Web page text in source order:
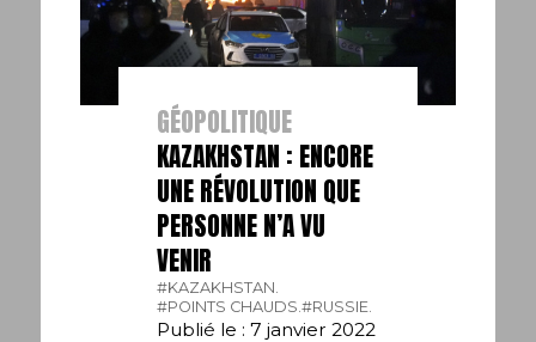
GÉOPOLITIQUE
KAZAKHSTAN : ENCORE
UNE RÉVOLUTION QUE
PERSONNE N’A VU
VENIR
#KAZAKHSTAN.
#POINTS CHAUDS.#RUSSIE.
Publié le : 7 janvier 2022